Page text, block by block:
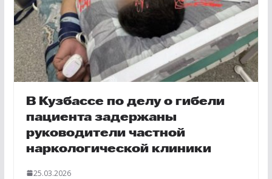
В Кузбассе по делу о гибели
пациента задержаны
руководители частной
наркологической клиники
25.03.2026